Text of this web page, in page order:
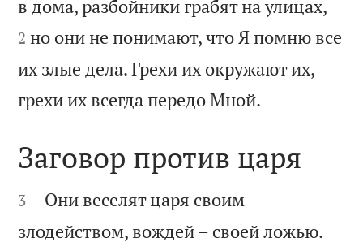
в дома, разбойники грабят на улицах,
2 но они не понимают, что Я помню все
их злые дела. Грехи их окружают их,
грехи их всегда передо Мной.

Заговор против царя

3 – Они веселят царя своим
злодейством, вождей – своей ложью.